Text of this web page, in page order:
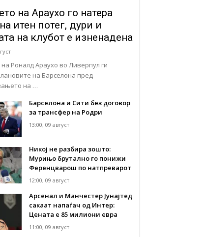
на Араухо го натера
итен потег, дури и
на клубот е изненадена
Роналд Араухо во Ливерпул ги
на Барселона пред
на …
Барселона и Сити без договор
за трансфер на Родри
13:00, 09 август
Никој не разбира зошто:
Мурињо брутално го понижи
Ференцварош по натпреварот
12:00, 09 август
Арсенал и Манчестер Јунајтед
сакаат напаѓач од Интер:
Цената е 85 милиони евра
11:00, 09 август